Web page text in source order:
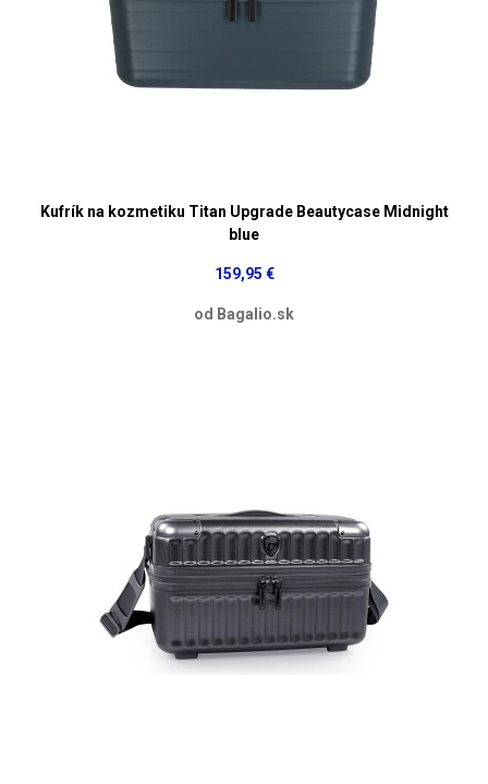
Kufrík na kozmetiku Titan Upgrade Beautycase Midnight
blue
159,95 €
od Bagalio.sk